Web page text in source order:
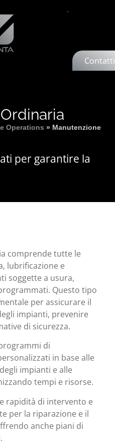
Contatti
Operations » Manutenzione
per garantire la
comprende tutte le
lubrificazione e
soggette a usura,
Questo tipo
per assicurare il
impianti, prevenire
di sicurezza.
di
in base alle
impianti e alle
tempi e risorse.
rapidità di intervento e
per la riparazione e il
anche piani di